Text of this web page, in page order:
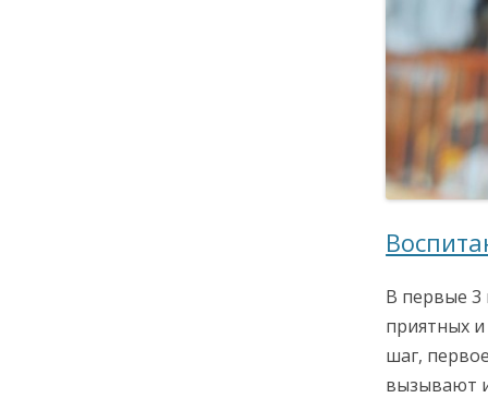
В первые 3
приятных
шаг,
вызывают